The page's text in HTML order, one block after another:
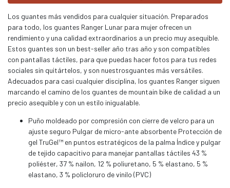
Los guantes más vendidos para cualquier situación. Preparados
para todo, los guantes Ranger Lunar para mujer ofrecen un
rendimiento y una calidad extraordinarios a un precio muy asequible.
Estos guantes son un best-seller año tras año y son compatibles
con pantallas táctiles, para que puedas hacer fotos para tus redes
sociales sin quitártelos, y son nuestrosguantes más versátiles.
Adecuados para casi cualquier disciplina, los guantes Ranger siguen
marcando el camino de los guantes de mountain bike de calidad a un
precio asequible y con un estilo inigualable.
Puño moldeado por compresión con cierre de velcro para un
ajuste seguro Pulgar de micro-ante absorbente Protección de
gel TruGel™ en puntos estratégicos de la palma Índice y pulgar
de tejido capacitivo para manejar pantallas táctiles 43 %
poliéster, 37 % nailon, 12 % poliuretano, 5 % elastano, 5 %
elastano, 3 % policloruro de vinilo (PVC)